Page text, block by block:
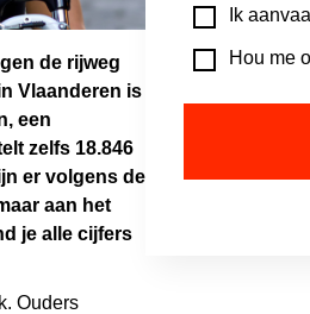
de rijweg
Vlaanderen is
een
zelfs 18.846
er volgens de
aan het
je alle cijfers
Ouders
Ik
Hou me